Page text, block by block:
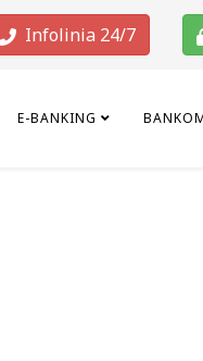
Infolinia 24/7
E-BANKING